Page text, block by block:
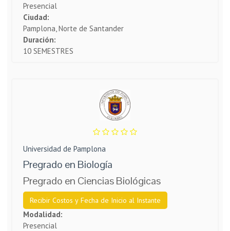
Presencial
Ciudad:
Pamplona, Norte de Santander
Duración:
10 SEMESTRES
Universidad de Pamplona
Pregrado en Biología
Pregrado en Ciencias Biológicas
Recibir Costos y Fecha de Inicio al Instante
Modalidad:
Presencial